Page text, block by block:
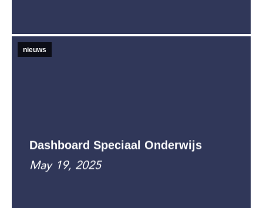
nieuws
Dashboard Speciaal Onderwijs
May 19, 2025